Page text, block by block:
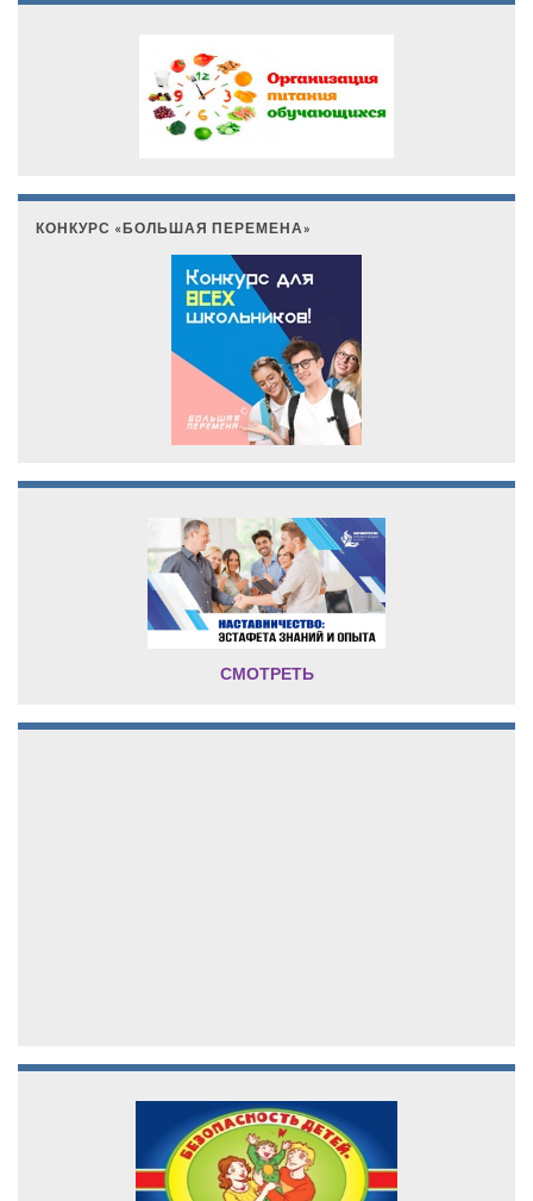
КОНКУРС «БОЛЬШАЯ ПЕРЕМЕНА»
СМОТРЕТЬ